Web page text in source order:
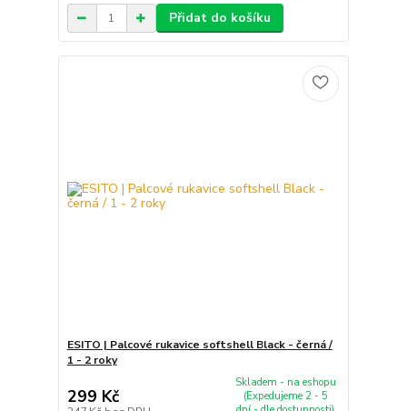
Přidat do košíku
ESITO | Palcové rukavice softshell Black - černá /
1 - 2 roky
299 Kč
Skladem - na eshopu
(Expedujeme 2 - 5